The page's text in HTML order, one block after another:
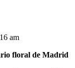
am
floral de Madrid